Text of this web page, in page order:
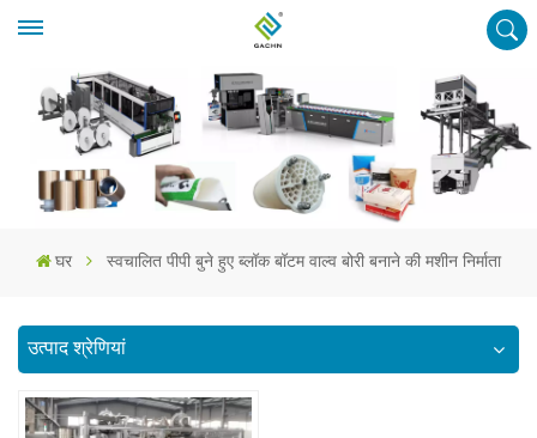
घर स्वचालित पीपी बुने हुए ब्लॉक बॉटम वाल्व बोरी बनाने की मशीन निर्माता
उत्पाद श्रेणियां